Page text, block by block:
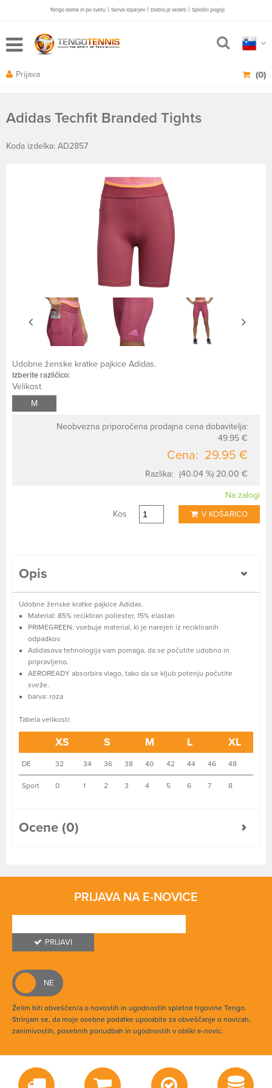
Tengo doma in po svetu | Servis loparjev | Dobro je vedeti | Splošni pogoji
(0)
Prijava
Adidas Techfit Branded Tights
Koda izdelka: AD2857
Udobne ženske kratke pajkice Adidas.
Izberite različico:
Velikost
M
Neobvezna priporočena prodajna cena dobavitelja:
49.95 €
Cena: 29.95 €
Razlika: (40.04 %) 20.00 €
Na zalogi
Kos
V KOŠARICO
Opis
Udobne ženske kratke pajkice Adidas.
Material: 85% recikliran poliester, 15% elastan
PRIMEGREEN: vsebuje material, ki je narejen iz recikliranih
odpadkov.
Adidasova tehnologija vam pomaga, da se počutite udobno in
pripravljeno.
AEROREADY absorbira vlago, tako da se kljub potenju počutite
sveže.
barva: roza
Tabela velikosti:
XS S M L XL
DE 32 34 36 38 40 42 44 46 48
Sport 0 1 2 3 4 5 6 7 8
Ocene (0)
PRIJAVA NA E-NOVICE
PRIJAVI
Želim biti obveščen/a o novostih in ugodnostih spletne trgovine Tengo.
Strinjam se, da moje osebne podatke uporabite za obveščanje o novicah,
zanimivostih, posebnih ponudbah in ugodnostih v obliki e-novic.